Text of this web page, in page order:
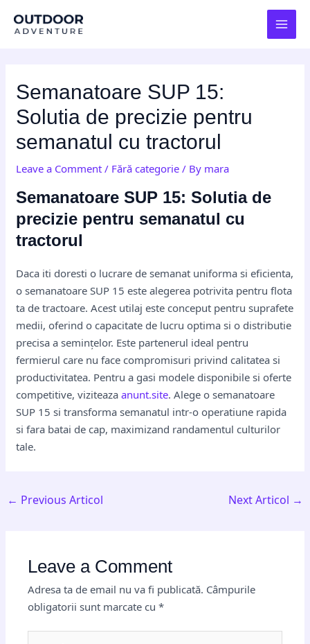
Semanatoare SUP 15:
Solutia de precizie pentru
semanatul cu tractorul
Leave a Comment / Fără categorie / By mara
Semanatoare SUP 15: Solutia de
precizie pentru semanatul cu
tractorul
Daca iti doresti o lucrare de semanat uniforma si eficienta,
o semanatoare SUP 15 este alegerea potrivita pentru flota
ta de tractoare. Acest utilaj este conceput pentru suprafete
medii, oferind o capacitate de lucru optima si o distributie
precisa a semințelor. Este partenerul ideal pentru
fermierul care nu face compromisuri privind calitatea si
productivitatea. Pentru a gasi modele disponibile si oferte
competitive, viziteazaanunt.site. Alege o semanatoare
SUP 15 si transforma semanatul intr-o operatiune rapida
si fara batai de cap, maximizand randamentul culturilor
tale.
navigation
← Previous Articol Next Articol →
Leave a Comment
Adresa ta de email nu va fi publicată. Câmpurile
obligatorii sunt marcate cu*